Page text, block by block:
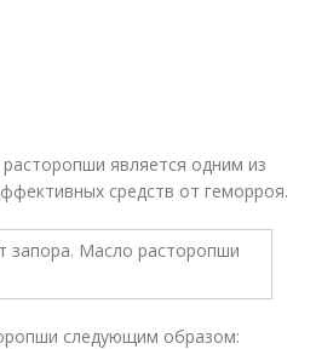
является одним из
средств от геморроя.
следующим образом: